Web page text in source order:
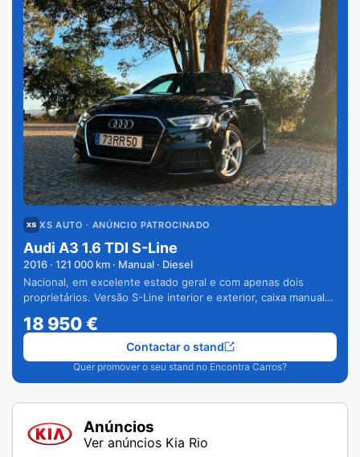
XS AUTO · ANÚNCIO PATROCINADO
Audi A3 1.6 TDI S-Line
2016 · 121 000 km · Manual · Diesel
Nacional, em excelente estado geral e com apenas dois
proprietários. Versão S-Line interior e exterior, caixa manual
18 950€
Quer promover o seu stand no Encontra Carros?
Contactar o stand
Anúncios
Ver anúncios Kia Rio